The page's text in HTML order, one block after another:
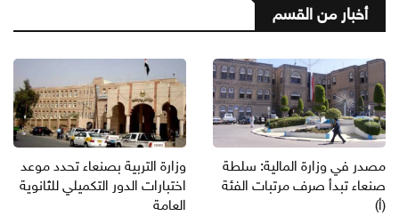
أخبار من القسم
مصدر في وزارة المالية: سلطة
صنعاء تبدأ صرف مرتبات الفئة
(أ)
وزارة التربية بصنعاء تحدد موعد
اختبارات الدور التكميلي للثانوية
العامة